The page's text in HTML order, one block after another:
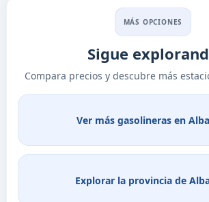
MÁS OPCIONES
Sigue
Compara precios y descubre más
Ver más gasolineras en
Explorar la provincia de